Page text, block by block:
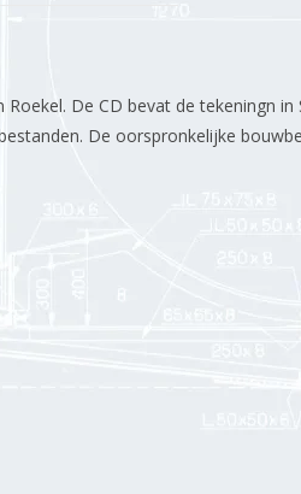
De CD bevat de tekeningn in
De oorspronkelijke